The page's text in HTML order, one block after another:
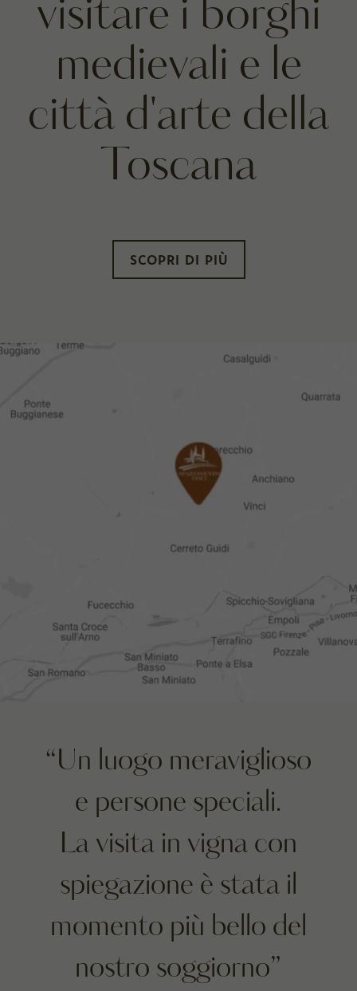
visitare i borghi
medievali e le
città d'arte della
Toscana
SCOPRI DI PIÙ
“Un luogo meraviglioso
e persone speciali.
La visita in vigna con
spiegazione è stata il
momento più bello del
nostro soggiorno”